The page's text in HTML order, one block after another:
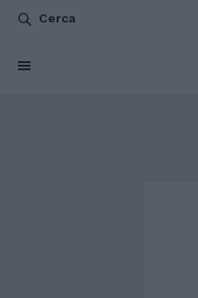
Cerca